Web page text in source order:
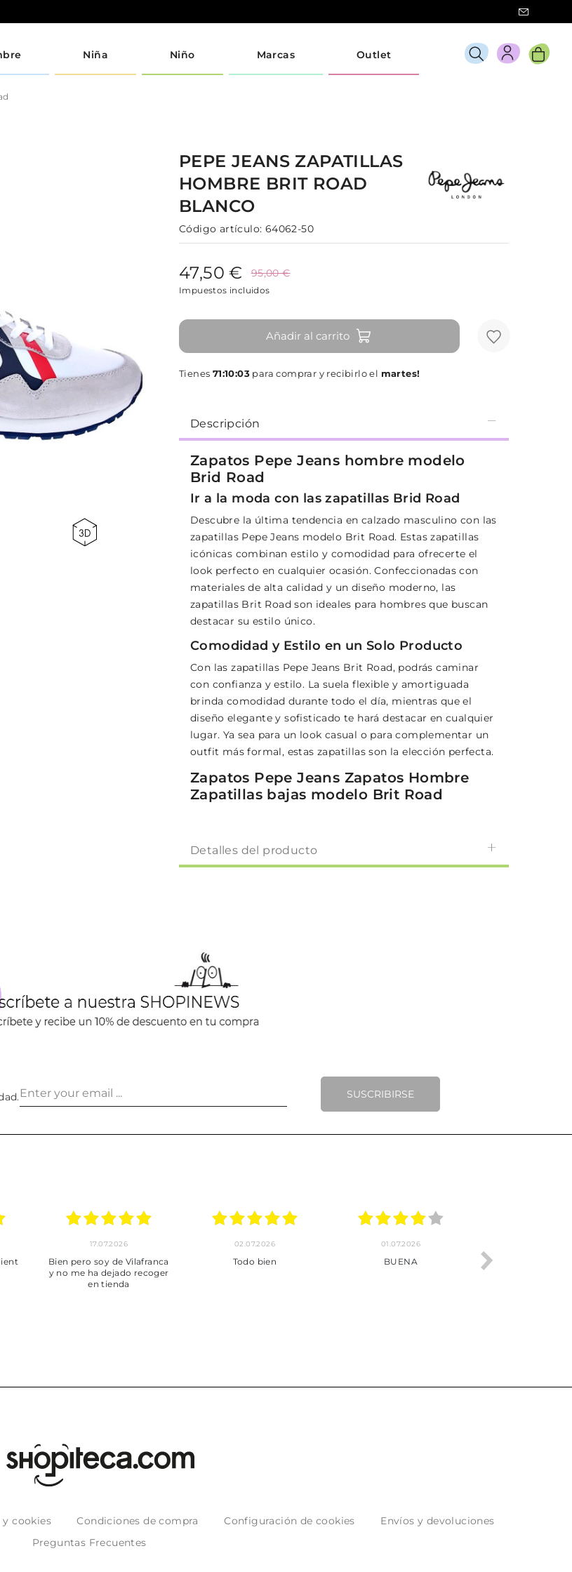
Niña Niño Marcas Outlet
PEPE JEANS ZAPATILLAS
HOMBRE BRIT ROAD
BLANCO
Código artículo: 64062-50
47,50 € 95,00 €
Impuestos incluidos
Añadir al carrito
Tienes 71:10:03 para comprar y recibirlo el martes!
Descripción
Zapatos Pepe Jeans hombre modelo
Brid Road
Ir a la moda con las zapatillas Brid Road
Descubre la última tendencia en calzado masculino con las
zapatillas Pepe Jeans modelo Brit Road. Estas zapatillas
icónicas combinan estilo y comodidad para ofrecerte el
look perfecto en cualquier ocasión. Confeccionadas con
materiales de alta calidad y un diseño moderno, las
zapatillas Brit Road son ideales para hombres que buscan
destacar su estilo único.
Comodidad y Estilo en un Solo Producto
Con las zapatillas Pepe Jeans Brit Road, podrás caminar
con confianza y estilo. La suela flexible y amortiguada
brinda comodidad durante todo el día, mientras que el
diseño elegante y sofisticado te hará destacar en cualquier
lugar. Ya sea para un look casual o para complementar un
outfit más formal, estas zapatillas son la elección perfecta.
Zapatos Pepe Jeans Zapatos Hombre
Zapatillas bajas modelo Brit Road
Detalles del producto
SUSCRIBIRSE
.
24.06.2026
***
23.06.2026
Pedido hecho, pedido
22.06.2026
Servicio muy completo
cookies Condiciones de compra Configuración de cookies
Envíos y devoluciones
Preguntas Frecuentes